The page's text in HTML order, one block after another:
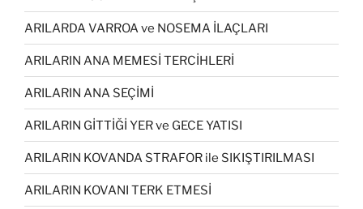
ARILARDA VARROA ve NOSEMA İLAÇLARI
ARILARIN ANA MEMESİ TERCİHLERİ
ARILARIN ANA SEÇİMİ
ARILARIN GİTTİĞİ YER ve GECE YATISI
ARILARIN KOVANDA STRAFOR ile SIKIŞTIRILMASI
ARILARIN KOVANI TERK ETMESİ